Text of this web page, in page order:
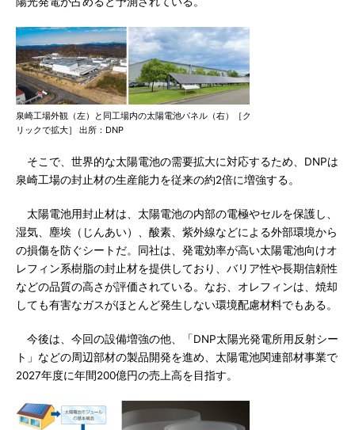
泉崎工場外観（左）と同工場内の太陽電池パネル（右）［ク
リックで拡大］ 出所：DNP
そこで、世界的な太陽電池の需要拡大に対応するため、DNPは
泉崎工場の封止材の生産能力を従来の約2倍に増強する。
太陽電池用封止材は、太陽電池の内部の電極やセルを保護し、
湿気、塵埃（じんあい）、酸素、紫外線などによる外部環境から
の損傷を防ぐシートだ。同社は、発電効率が高い太陽電池向けオ
レフィン系樹脂の封止材を提供しており、バリア性や長期信頼性
などの品質の高さが評価されている。なお、オレフィンは、焼却
しても有害なガスがほとんど発生しない環境配慮材料でもある。
今後は、今回の設備増強の他、「DNP太陽光発電所用反射シー
ト」などの周辺部材の製品開発を進め、太陽電池関連部材事業で
2027年度に年間200億円の売上高を目指す。